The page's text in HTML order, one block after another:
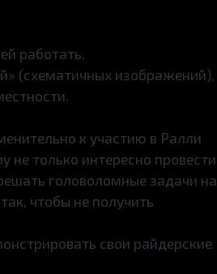
работать.
(схематичных изображений),
к участию в Ралли
только интересно провести
головоломные задачи на
чтобы не получить
свои райдерские